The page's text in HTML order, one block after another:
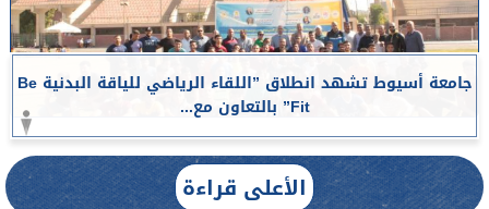
جامعة أسيوط تشهد انطلاق ”اللقاء الرياضي للياقة البدنية Be
Fit” بالتعاون مع...
الأعلى قراءة